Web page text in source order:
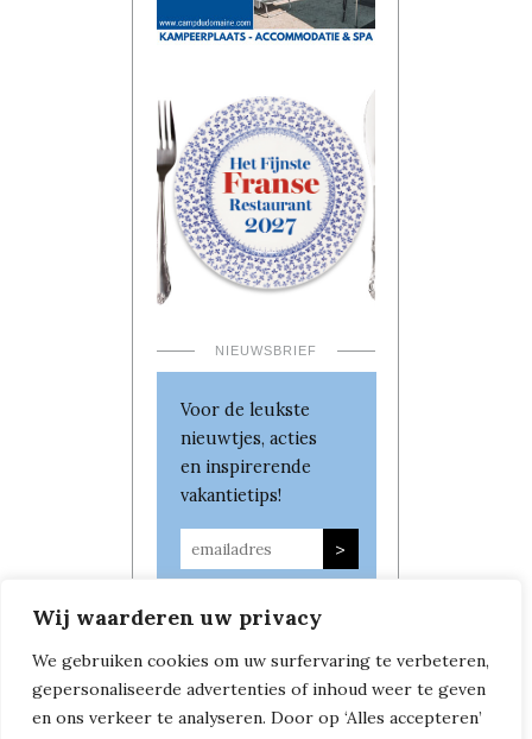
Wij waarderen uw privacy
We gebruiken cookies om uw surfervaring te verbeteren,
gepersonaliseerde advertenties of inhoud weer te geven
en ons verkeer te analyseren. Door op ‘Alles accepteren’
NIEUWSBRIEF
Voor de leukste
nieuwtjes, acties
en inspirerende
vakantietips!